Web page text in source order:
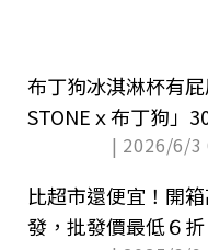
布丁狗冰淇淋杯有
STONEｘ布丁狗」
ICC新品同步吃| 2026/6/3
比超市還便宜！開
發，批發價最低６